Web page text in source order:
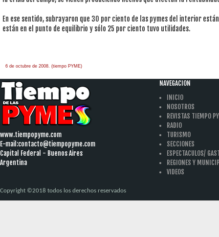
En ese sentido, subrayaron que 30 por ciento de las pymes del interior
están en el punto de equilibrio y sólo 25 por ciento tuvo utilidades.
6 de octubre de 2008. (tiempo PYME)
www.tiempopyme.com
E-mail:contacto@tiempopyme.com
Capital Federal - Buenos Aires
Argentina
NAVEGACION
INICIO
NOSOTROS
REVISTAS TIEMPO
RADIO
TURISMO
SECCIONES
ESPECTACULOS/
REGIONES Y
VIDEOS
Copyright ©2018 todos los derechos reservados